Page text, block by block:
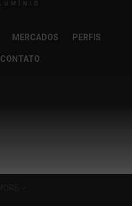
MERCADOS PERFIS
CONTATO